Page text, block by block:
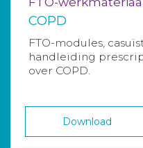
COPD
FTO-modules,
handleiding
over COPD.
Download